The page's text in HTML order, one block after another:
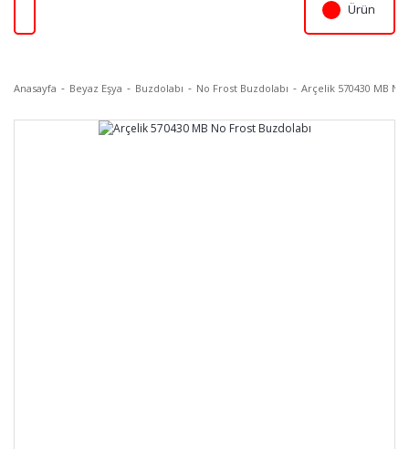
Ürün
Anasayfa Beyaz Eşya Buzdolabı No Frost Buzdolabı Arçelik 570430 MB No